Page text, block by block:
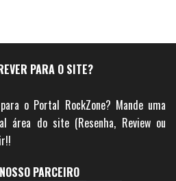
PARA O SITE?
o Portal RockZone? Mande uma
área do site (Resenha, Review ou
PARCEIRO